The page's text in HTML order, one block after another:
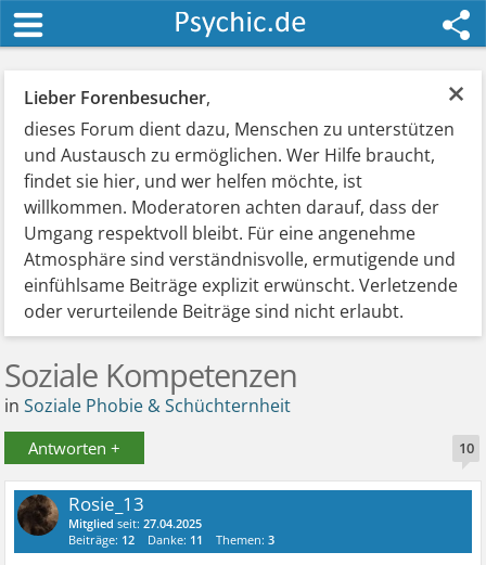
×
Lieber Forenbesucher,
dieses Forum dient dazu, Menschen zu unterstützen
und Austausch zu ermöglichen. Wer Hilfe braucht,
findet sie hier, und wer helfen möchte, ist
willkommen. Moderatoren achten darauf, dass der
Umgang respektvoll bleibt. Für eine angenehme
Atmosphäre sind verständnisvolle, ermutigende und
einfühlsame Beiträge explizit erwünscht. Verletzende
oder verurteilende Beiträge sind nicht erlaubt.
Soziale Kompetenzen
inSoziale Phobie & Schüchternheit
Antworten + 10
Rosie_13
Mitglied seit:27.04.2025
Beiträge: 12 Danke: 11 Themen:3